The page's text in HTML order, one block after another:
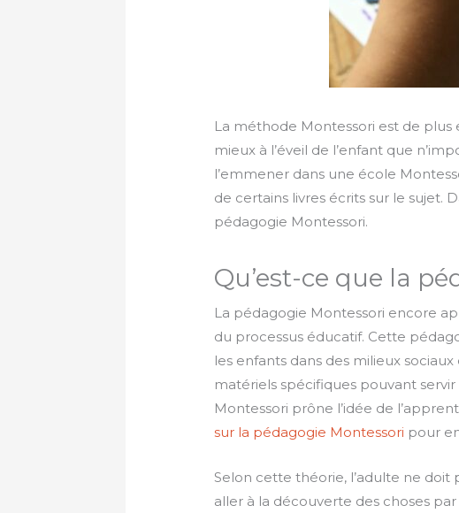
La méthode Montessori est de
mieux à l’éveil de l’enfant que
l’emmener dans une école
de certains livres écrits sur le sujet.
pédagogie Montessori.
Qu’est-ce que la
La pédagogie Montessori encore
du processus éducatif. Cette
les enfants dans des milieux
matériels spécifiques pouvant
Montessori prône l’idée de
sur la pédagogie Montessori pour
Selon cette théorie, l’adulte ne doit
aller à la découverte des choses